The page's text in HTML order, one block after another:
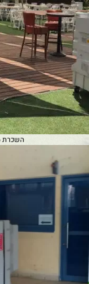
השכרת 6 מצננים לאירוע צהריים במקום פתוח